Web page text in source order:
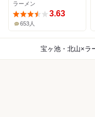
ラーメン
3.63
653人